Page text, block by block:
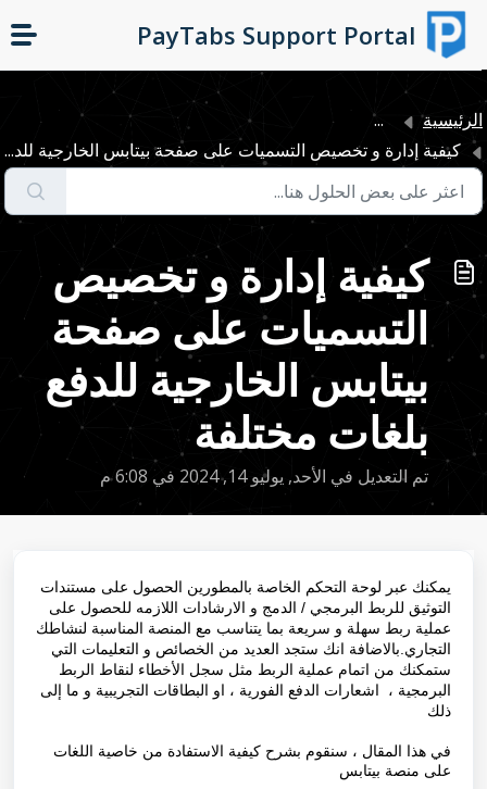
التخطّي إلى المحتوى الرئيسي
PayTabs Support Portal
الرئيسية
...
كيفية إدارة و تخصيص التسميات على صفحة بيتابس الخارجية للد...
كيفية إدارة و تخصيص
التسميات على صفحة
بيتابس الخارجية للدفع
بلغات مختلفة
تم التعديل في الأحد, يوليو 14, 2024 في 6:08 م
يمكنك عبر لوحة التحكم الخاصة بالمطورين الحصول على مستندات
التوثيق للربط البرمجي / الدمج و الارشادات اللازمه للحصول على
عملية ربط سهلة و سريعة بما يتناسب مع المنصة المناسبة لنشاطك
التجاري.بالاضافة انك ستجد العديد من الخصائص و التعليمات التي
ستمكنك من اتمام عملية الربط مثل سجل الأخطاء لنقاط الربط
البرمجية ، اشعارات الدفع الفورية ، او البطاقات التجريبية و ما إلى
ذلك
في هذا المقال ، سنقوم بشرح كيفية الاستفادة من خاصية اللغات
على منصة بيتابس